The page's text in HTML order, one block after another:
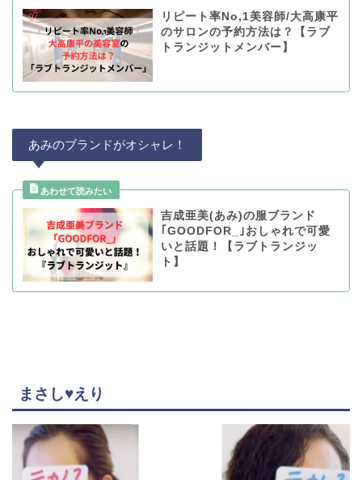
リピート率No,1美容師/大高康平
のサロンの予約方法は？【ラブ
トランジットメンバー】
あみのブランドがオシャレ！
吉成亜美(あみ)の服ブランド
｢GOODFOR_｣おしゃれで可愛
いと話題！【ラブトランジッ
ト】
まさし♥えり